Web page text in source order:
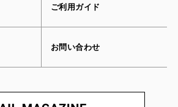
ご利用ガイド
お問い合わせ